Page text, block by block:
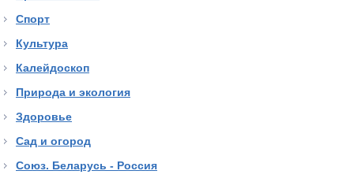
Спорт
Культура
Калейдоскоп
Природа и экология
Здоровье
Сад и огород
Союз. Беларусь - Россия